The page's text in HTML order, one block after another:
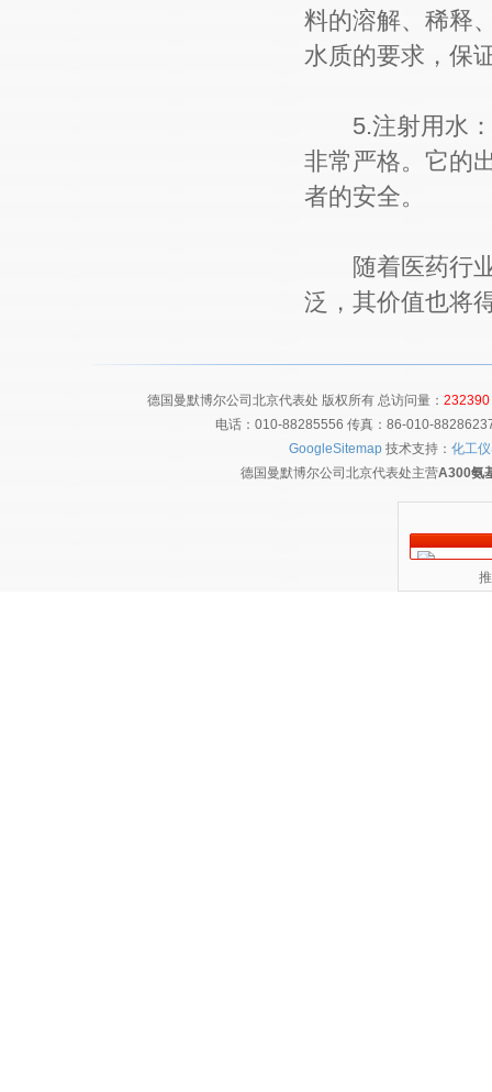
料的溶解、稀释
水质的要求，保
5.注射用水：
非常严格。它的
者的安全。
随着医药行业
泛，其价值也将
德国曼默博尔公司北京代表处 版权所有 总访问量：232390
电话：010-88285556 传真：86-010-
GoogleSitemap 技术支持：化工
德国曼默博尔公司北京代表处主营A300氨